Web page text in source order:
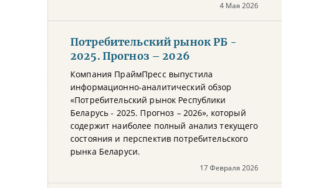
4 Мая 2026
Потребительский рынок РБ -
2025. Прогноз – 2026
Компания ПраймПресс выпустила
информационно-аналитический обзор
«Потребительский рынок Республики
Беларусь - 2025. Прогноз – 2026», который
содержит наиболее полный анализ текущего
состояния и перспектив потребительского
рынка Беларуси.
17 Февраля 2026